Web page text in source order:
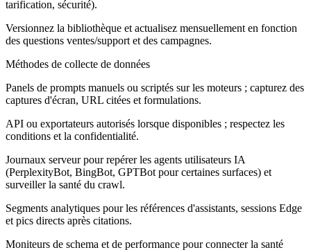
tarification, sécurité).
Versionnez la bibliothèque et actualisez mensuellement en fonction
des questions ventes/support et des campagnes.
Méthodes de collecte de données
Panels de prompts manuels ou scriptés sur les moteurs ; capturez des
captures d'écran, URL citées et formulations.
API ou exportateurs autorisés lorsque disponibles ; respectez les
conditions et la confidentialité.
Journaux serveur pour repérer les agents utilisateurs IA
(PerplexityBot, BingBot, GPTBot pour certaines surfaces) et
surveiller la santé du crawl.
Segments analytiques pour les références d'assistants, sessions Edge
et pics directs après citations.
Moniteurs de schema et de performance pour connecter la santé